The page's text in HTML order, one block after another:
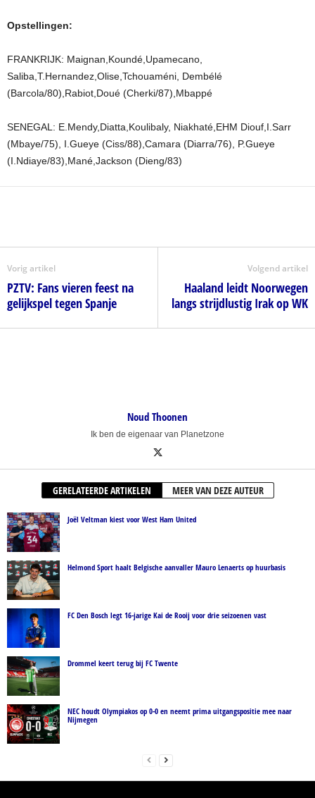
Opstellingen:
FRANKRIJK: Maignan,Koundé,Upamecano,
Saliba,T.Hernandez,Olise,Tchouaméni, Dembélé
(Barcola/80),Rabiot,Doué (Cherki/87),Mbappé
SENEGAL: E.Mendy,Diatta,Koulibaly, Niakhaté,EHM Diouf,I.Sarr
(Mbaye/75), I.Gueye (Ciss/88),Camara (Diarra/76), P.Gueye
(I.Ndiaye/83),Mané,Jackson (Dieng/83)
Vorig artikel
PZTV: Fans vieren feest na
gelijkspel tegen Spanje
Volgend artikel
Haaland leidt Noorwegen
langs strijdlustig Irak op WK
Noud Thoonen
Ik ben de eigenaar van Planetzone
GERELATEERDE ARTIKELEN MEER VAN DEZE AUTEUR
Joël Veltman kiest voor West Ham United
Helmond Sport haalt Belgische aanvaller Mauro Lenaerts op huurbasis
FC Den Bosch legt 16-jarige Kai de Rooij voor drie seizoenen vast
Drommel keert terug bij FC Twente
NEC houdt Olympiakos op 0-0 en neemt prima uitgangspositie mee naar
Nijmegen